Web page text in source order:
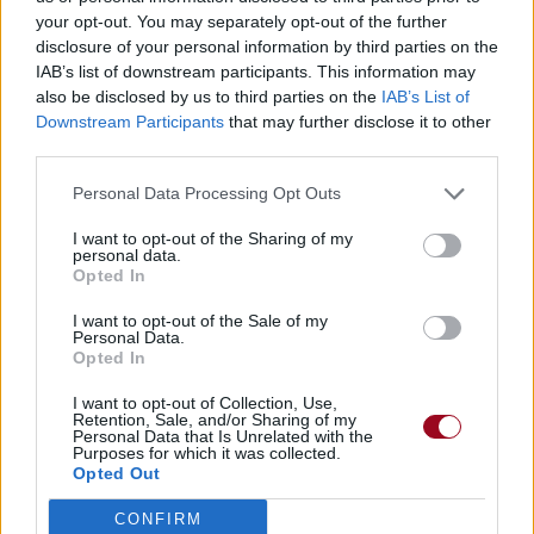
your opt-out. You may separately opt-out of the further
disclosure of your personal information by third parties on the
IAB’s list of downstream participants. This information may
also be disclosed by us to third parties on the IAB’s List of
Downstream Participants that may further disclose it to other
Personal Data Processing Opt Outs
I want to opt-out of the Sharing of my
personal data.
Opted In
I want to opt-out of the Sale of my
Personal Data.
Opted In
I want to opt-out of Collection, Use,
Retention, Sale, and/or Sharing of my
Personal Data that Is Unrelated with the
Purposes for which it was collected.
Opted Out
CONFIRM